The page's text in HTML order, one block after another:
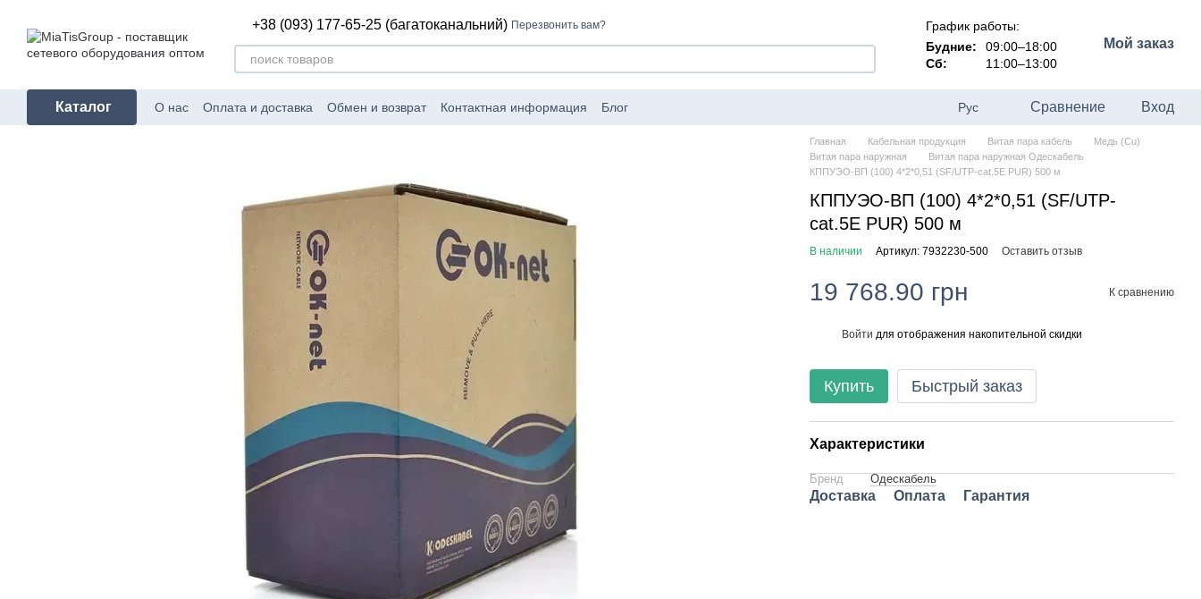
+38 (093) 177-65-25 (багатоканальний) Перезвонить вам?
График работы:
Будние:
09:00–18:00
Сб:
11:00–13:00
Мой заказ
Каталог О нас Оплата и доставка Обмен и возврат Контактная информация Блог Рус Сравнение Вход
Главная Кабельная продукция Витая пара кабель
Медь (Cu)
Витая пара наружная
Витая пара наружная Одескабель
КППУЭО-ВП (100) 4*2*0,51 (SF/UTP-cat.5E PUR) 500 м
КППУЭО-ВП (100) 4*2*0,51 (SF/UTP-
cat.5E PUR) 500 м
В наличии Артикул: 7932230-500 Оставить отзыв
19 768.90 грн К сравнению
Войти для отображения накопительной скидки
Купить Быстрый заказ
Характеристики
Бренд Одескабель
Доставка Оплата Гарантия